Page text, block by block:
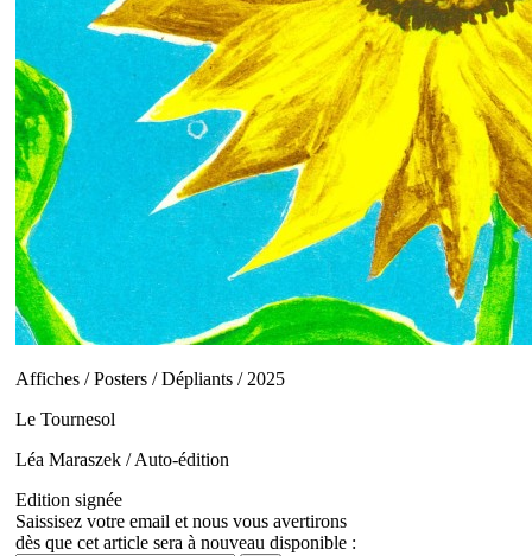
Affiches / Posters / Dépliants / 2025
Le Tournesol
Léa Maraszek / Auto-édition
Edition signée
Saissisez votre email et nous vous avertirons
dès que cet article sera à nouveau disponible :